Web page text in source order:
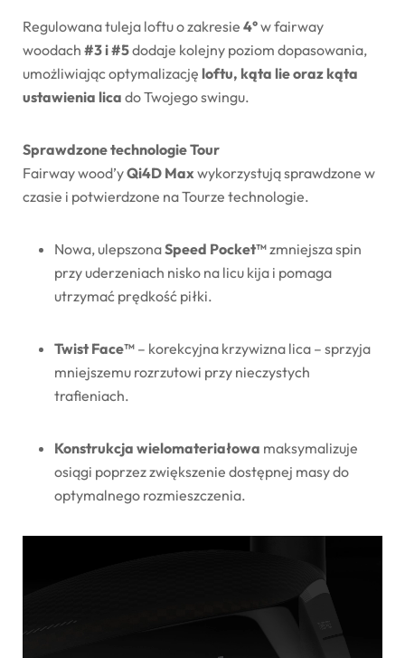
Regulowana tuleja loftu o zakresie 4°w fairway
woodach #3 i #5dodaje kolejny poziom dopasowania,
umożliwiając optymalizację loftu, kąta lie oraz kąta
ustawienia lica do Twojego swingu.
Sprawdzone technologie Tour
Fairway wood’yQi4D Max wykorzystują sprawdzone w
czasie i potwierdzone na Tourze technologie.
Nowa, ulepszonaSpeed Pocket™zmniejsza spin
przy uderzeniach nisko na licu kija i pomaga
utrzymać prędkość piłki.
Twist Face™ – korekcyjna krzywizna lica – sprzyja
mniejszemu rozrzutowi przy nieczystych
trafieniach.
Konstrukcja wielomateriałowa maksymalizuje
osiągi poprzez zwiększenie dostępnej masy do
optymalnego rozmieszczenia.